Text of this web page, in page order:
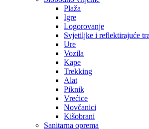
Plaža
Igre
Logorovanje
Svjetiljke i reflektirajuće
Ure
Vozila
Kape
Trekking
Alat
Piknik
Vrećice
Novčanici
Kišobrani
Sanitarna oprema